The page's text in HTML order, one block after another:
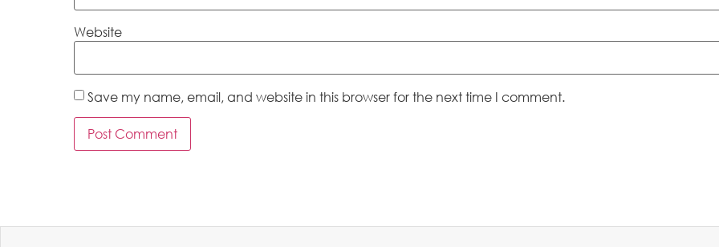
Website
Save my name, email, and website in this browser for the next time I comment.